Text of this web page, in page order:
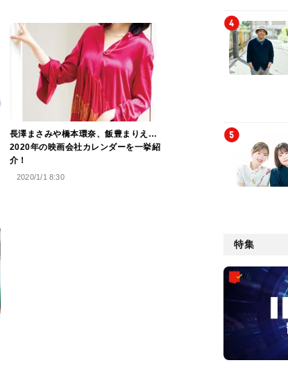
長澤まさみや橋本環奈、飯豊まりえ…
2020年の映画会社カレンダーを一挙紹
介！
2020/1/1 8:30
特集